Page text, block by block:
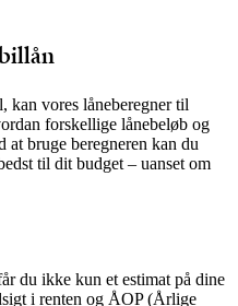
kan vores låneberegner til
forskellige lånebeløb og
bruge beregneren kan du
til dit budget – uanset om
du ikke kun et estimat på dine
i renten og ÅOP (Årlige